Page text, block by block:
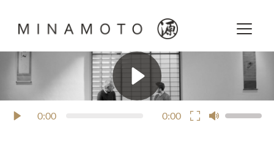
springen
0:00 0:00